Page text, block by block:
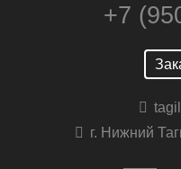
+7
г. Нижний